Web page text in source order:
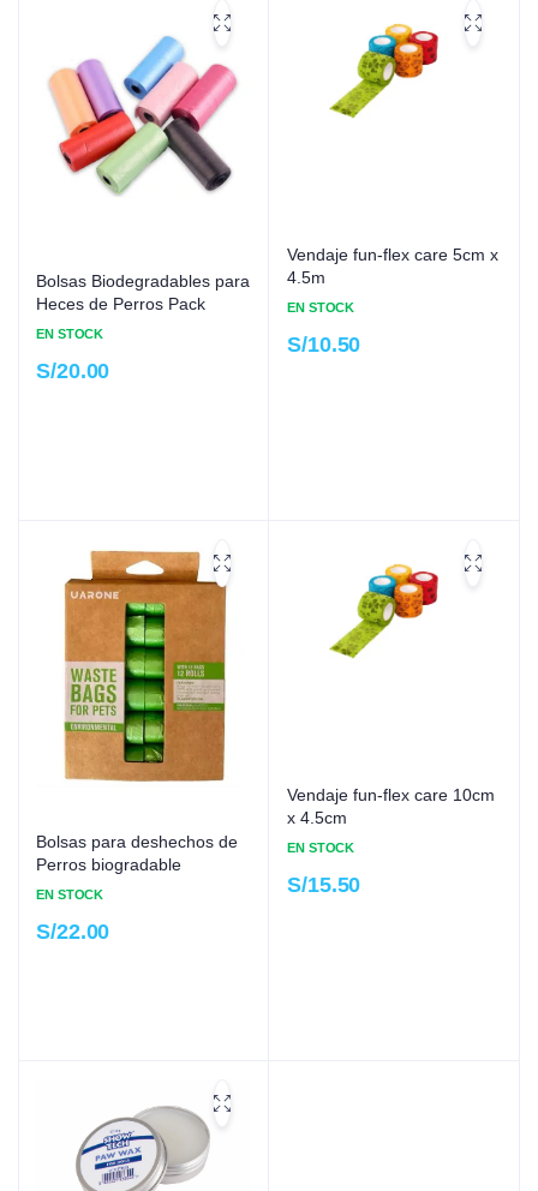
Bolsas Biodegradables para
Heces de Perros Pack
EN STOCK
S/20.00
Vendaje fun-flex care 5cm x
4.5m
EN STOCK
S/10.50
Bolsas para deshechos de
Perros biogradable
EN STOCK
S/22.00
Vendaje fun-flex care 10cm
x 4.5cm
EN STOCK
S/15.50